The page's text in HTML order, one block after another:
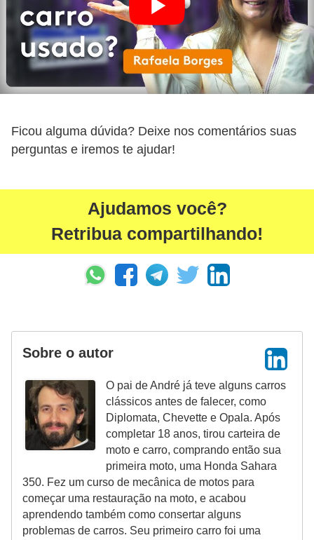
Ficou alguma dúvida? Deixe nos comentários suas
perguntas e iremos te ajudar!
Ajudamos você?
Retribua compartilhando!
Sobre o autor
O pai de André já teve alguns carros
clássicos antes de falecer, como
Diplomata, Chevette e Opala. Após
completar 18 anos, tirou carteira de
moto e carro, comprando então sua
primeira moto, uma Honda Sahara
350. Fez um curso de mecânica de motos para
começar uma restauração na moto, e acabou
aprendendo também como consertar alguns
problemas de carros. Seu primeiro carro foi uma
i
d
o
s